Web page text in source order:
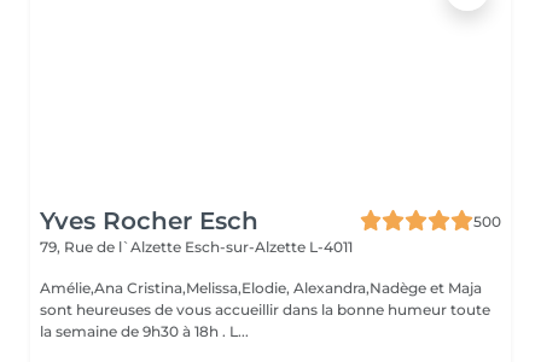
Yves Rocher Esch
500
79, Rue de l`Alzette Esch-sur-Alzette L-4011
Amélie,Ana Cristina,Melissa,Elodie, Alexandra,Nadège et Maja
sont heureuses de vous accueillir dans la bonne humeur toute
la semaine de 9h30 à 18h . L...